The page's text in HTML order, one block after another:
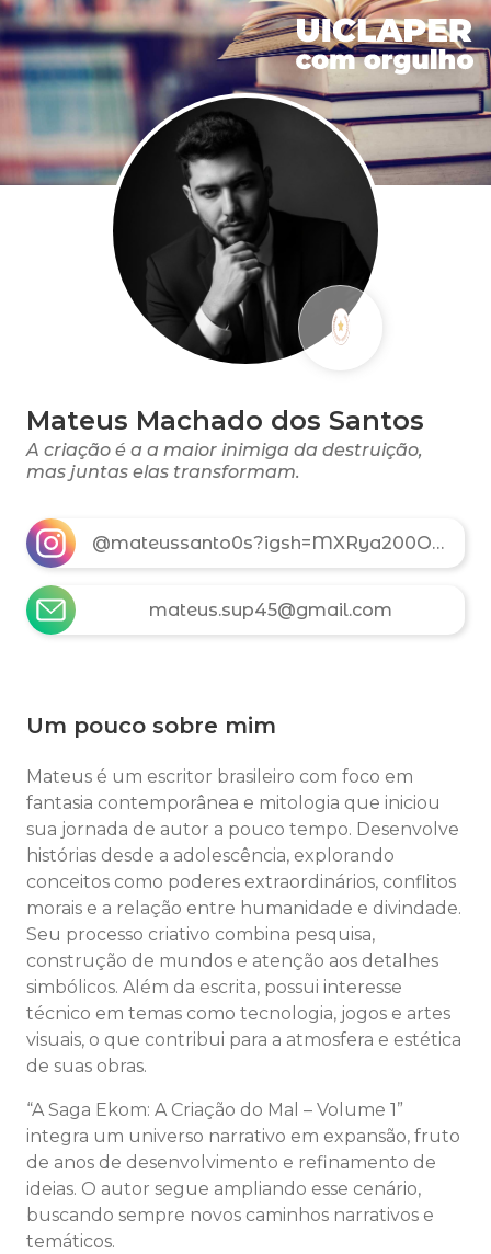
Mateus Machado dos Santos
A criação é a a maior inimiga da destruição,
mas juntas elas transformam.
@mateussanto0s?igsh=MXRya200OW9uaHdydw==
mateus.sup45@gmail.com
Um pouco sobre mim
Mateus é um escritor brasileiro com foco em
fantasia contemporânea e mitologia que iniciou
sua jornada de autor a pouco tempo. Desenvolve
histórias desde a adolescência, explorando
conceitos como poderes extraordinários, conflitos
morais e a relação entre humanidade e divindade.
Seu processo criativo combina pesquisa,
construção de mundos e atenção aos detalhes
simbólicos. Além da escrita, possui interesse
técnico em temas como tecnologia, jogos e artes
visuais, o que contribui para a atmosfera e estética
de suas obras.
“A Saga Ekom: A Criação do Mal – Volume 1”
integra um universo narrativo em expansão, fruto
de anos de desenvolvimento e refinamento de
ideias. O autor segue ampliando esse cenário,
buscando sempre novos caminhos narrativos e
temáticos.